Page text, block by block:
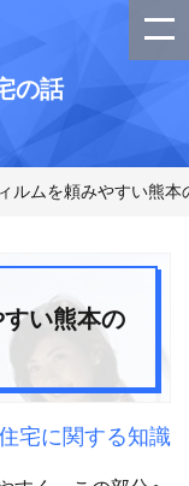
の話
ルムを頼みやすい熊本
い熊本の
宅に関する知識